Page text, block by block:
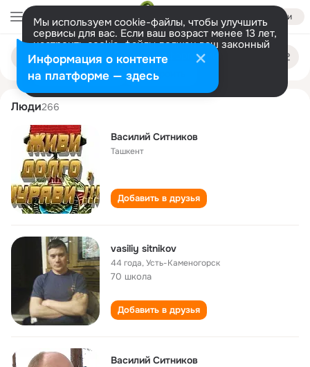
Войти
Мы используем cookie-файлы, чтобы улучшить
сервисы для вас. Если ваш возраст менее 13 лет,
настроить cookie-файлы должен ваш законный
представитель. Больше информации
Разрешить все Настроить
Поиск
людям
vasiliy sitnikov
Люди266
Василий Ситников
Ташкент
Добавить в друзья
vasiliy sitnikov
44 года,Усть-Каменогорск
70 школа
Добавить в друзья
Василий Ситников
Информация о контенте
на платформе — здесь